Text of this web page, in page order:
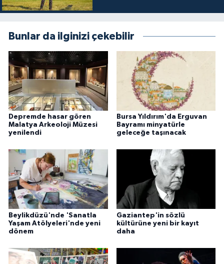
Bunlar da ilginizi çekebilir
Depremde hasar gören
Malatya Arkeoloji Müzesi
yenilendi
Bursa Yıldırım'da Erguvan
Bayramı minyatürle
geleceğe taşınacak
Beylikdüzü'nde 'Sanatla
Yaşam Atölyeleri'nde yeni
dönem
Gaziantep'in sözlü
kültürüne yeni bir kayıt
daha